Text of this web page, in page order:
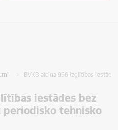
BVKB aicina 956 izglītības
iestādes bez
periodisko tehnisko